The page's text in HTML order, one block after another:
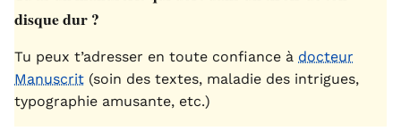
disque dur ?
Tu peux t’adresser en toute confiance à docteur
Manuscrit (soin des textes, maladie des intrigues,
typographie amusante, etc.)